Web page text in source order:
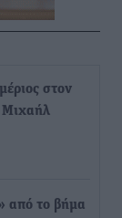
στον
Μιχαήλ
από το βήμα